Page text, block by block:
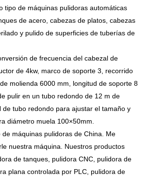
tipo de máquinas pulidoras automáticas
de acero, cabezas de platos, cabezas
y pulido de superficies de tuberías de
de frecuencia del cabezal de
de 4kw, marco de soporte 3, recorrido
molienda 6000 mm, longitud de soporte 8
pulir en un tubo redondo de 12 m de
de tubo redondo para ajustar el tamaño y
diámetro muela 100×50mm.
máquinas pulidoras de China. Me
nuestra máquina. Nuestros productos
de tanques, pulidora CNC, pulidora de
plana controlada por PLC, pulidora de